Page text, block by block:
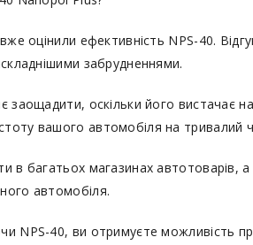
оцінили ефективність NPS-40.
забрудненнями.
заощадити, оскільки його вистачає
вашого автомобіля на тривалий
в багатьох магазинах автотоварів,
автомобіля.
NPS-40, ви отримуєте можливість